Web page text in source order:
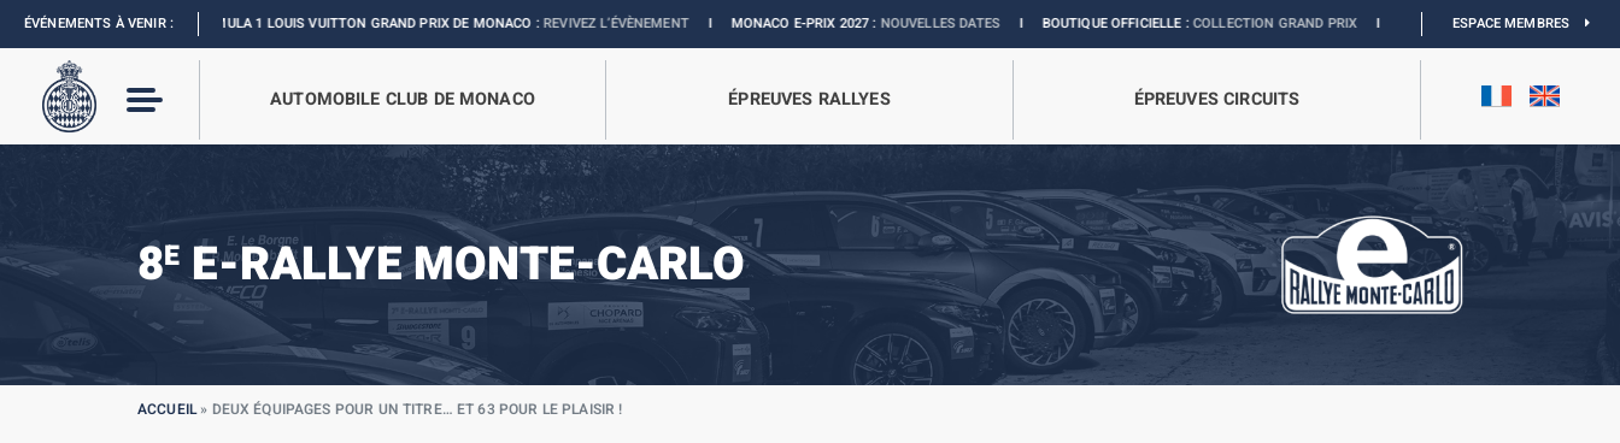
ÉVÉNEMENTS À VENIR :
FORMULA 1 LOUIS VUITTON GRAND PRIX DE MONACO :REVIVEZ L’ÉVÈNEMENTIMONACO E-PRIX 2027 :NOUVELLES DATESIBOUTIQUE OFFICIELLE :COLLECTION GRAND PRIXIEXPOSITION MONACO & L’AUTOMOBILE :
ESPACE MEMBRES
AUTOMOBILE CLUB DE MONACO ÉPREUVES RALLYES ÉPREUVES CIRCUITS
8EE-RALLYE MONTE-CARLO
ACCUEIL» DEUX ÉQUIPAGES POUR UN TITRE… ET 63 POUR LE PLAISIR !